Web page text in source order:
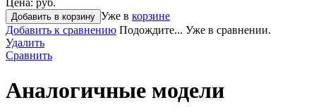
Цена: руб.
Добавить в корзину Уже в корзине
Добавить к сравнению Подождите... Уже в сравнении.
Удалить
Сравнить
Аналогичные модели